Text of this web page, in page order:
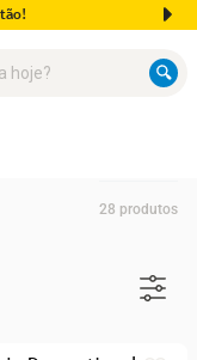
28 produtos